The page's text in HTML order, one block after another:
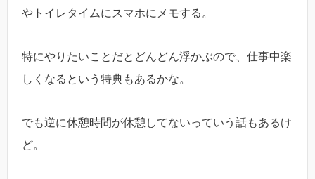
やトイレタイムにスマホにメモする。
特にやりたいことだとどんどん浮かぶので、仕事中楽
しくなるという特典もあるかな。
でも逆に休憩時間が休憩してないっていう話もあるけ
ど。